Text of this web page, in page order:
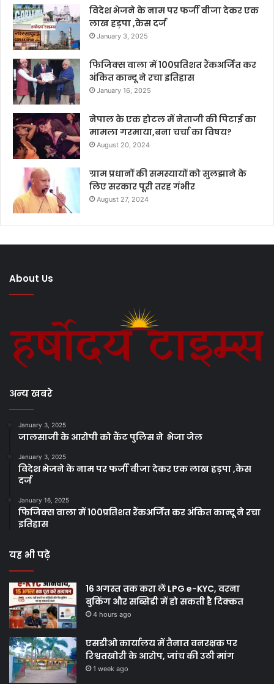
विदेश भेजने के नाम पर फर्जी वीजा देकर एक
लाख हड़पा ,केस दर्ज
January 3, 2025
फिजिक्स वाला में 100प्रतिशत रैंकअर्जित कर
अंकित कान्दू ने रचा इतिहास
January 16, 2025
नेपाल के एक होटल में नेताजी की पिटाई का
मामला गरमाया,बना चर्चा का विषय?
August 20, 2024
ग्राम प्रधानों की समस्यायों को सुलझाने के
लिए सरकार पूरी तरह गंभीर
August 27, 2024
About Us
अन्य खबरे
January 3, 2025
जालसाजी के आरोपी को कैंट पुलिस ने भेजा जेल
January 3, 2025
विदेश भेजने के नाम पर फर्जी वीजा देकर एक लाख हड़पा ,केस
दर्ज
January 16, 2025
फिजिक्स वाला में 100प्रतिशत रैंकअर्जित कर अंकित कान्दू ने रचा
इतिहास
यह भी पढ़े
16 अगस्त तक करा लें LPG e-KYC, वरना
बुकिंग और सब्सिडी में हो सकती है दिक्कत
4 hours ago
एसडीओ कार्यालय में तैनात वनरक्षक पर
रिश्वतखोरी के आरोप, जांच की उठी मांग
1 week ago